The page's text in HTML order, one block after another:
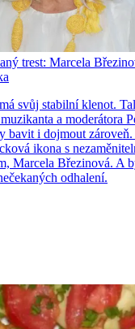
trest: Marcela
svůj stabilní klenot.
a moderátora
bavit i dojmout
ikona s
Marcela Březinová. A
odhalení.